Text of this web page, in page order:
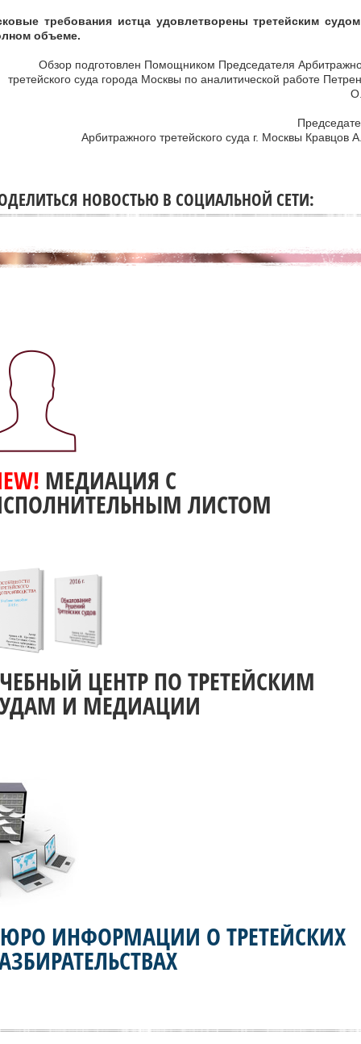
требования истца удовлетворены третейским
объеме.
Обзор подготовлен Помощником Председателя
третейского суда города Москвы по аналитической работе
Арбитражного третейского суда г. Москвы Кравцов
НОВОСТЬЮ В СОЦИАЛЬНОЙ СЕТИ:
МЕДИАЦИЯ С
ЛИСТОМ
ЦЕНТР ПО ТРЕТЕЙСКИМ
И МЕДИАЦИИ
ИНФОРМАЦИИ О ТРЕТЕЙСКИХ